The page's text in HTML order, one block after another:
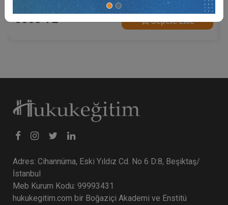
6000 TL Sepete Ekle
Adres: Cihannüma, Eski Yıldız Cd. No 6 D:8, Beşiktaş/
İstanbul
Meb Kurum Kodu: 99993431
hukukegitim.com bir Boğaziçi Akademi ve Enstitü